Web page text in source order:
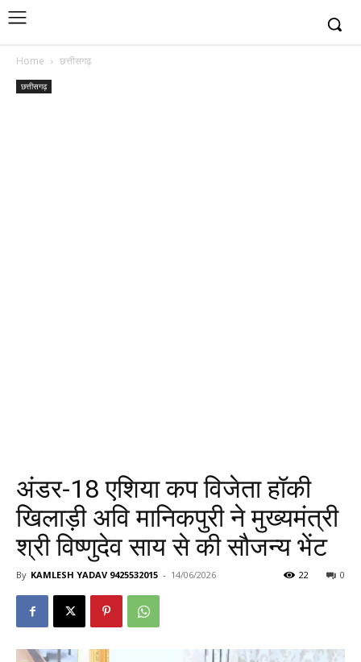
Home छत्तीसगढ़
छत्तीसगढ़
अंडर-18 एशिया कप विजेता हॉकी
खिलाड़ी अवि मानिकपुरी ने मुख्यमंत्री
श्री विष्णुदेव साय से की सौजन्य भेंट
By KAMLESH YADAV 9425532015 - 14/06/2026 0
22